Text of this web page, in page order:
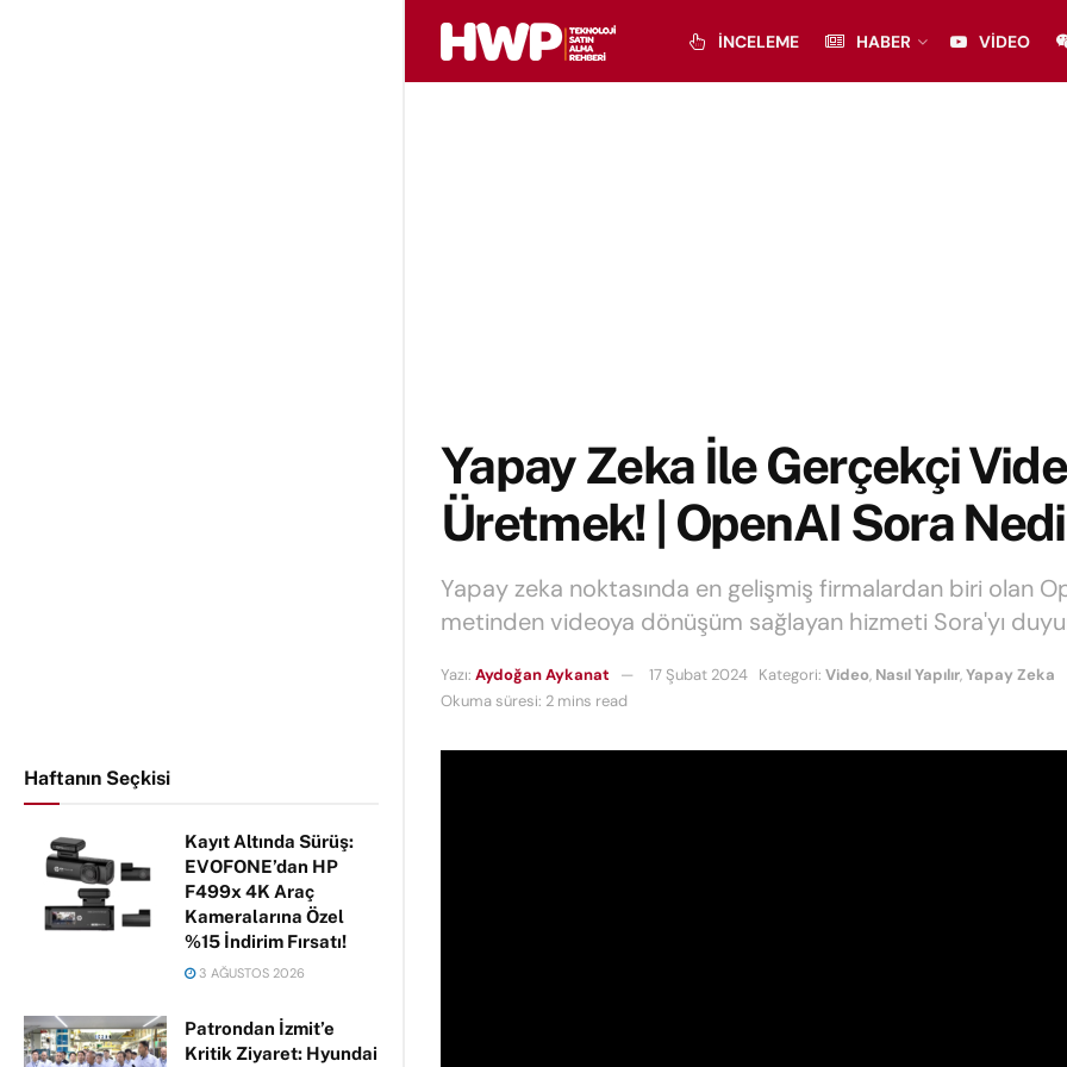
Haftanın Seçkisi
Kayıt Altında Sürüş:
EVOFONE’dan HP
F499x 4K Araç
Kameralarına Özel
%15 İndirim Fırsatı!
3 AĞUSTOS 2026
Patrondan İzmit’e
Kritik Ziyaret: Hyundai
İNCELEME HABER VIDEO
Yapay Zeka İle Gerçekçi
Üretmek! | OpenAI Sora
Yapay zeka noktasında en gelişmiş firmalardan biri olan
metinden videoya dönüşüm sağlayan hizmeti Sora'yı
Yazı: Aydoğan Aykanat 17 Şubat 2024 Kategori: Video, Nasıl Yapılır,Yapay Zeka
Okuma süresi: 2 mins read